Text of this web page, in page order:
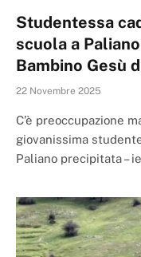
Studentessa
scuola a
Bambino Gesù
22 Novembre 2025
C’è preoccupazione
giovanissima
Paliano precipitata –